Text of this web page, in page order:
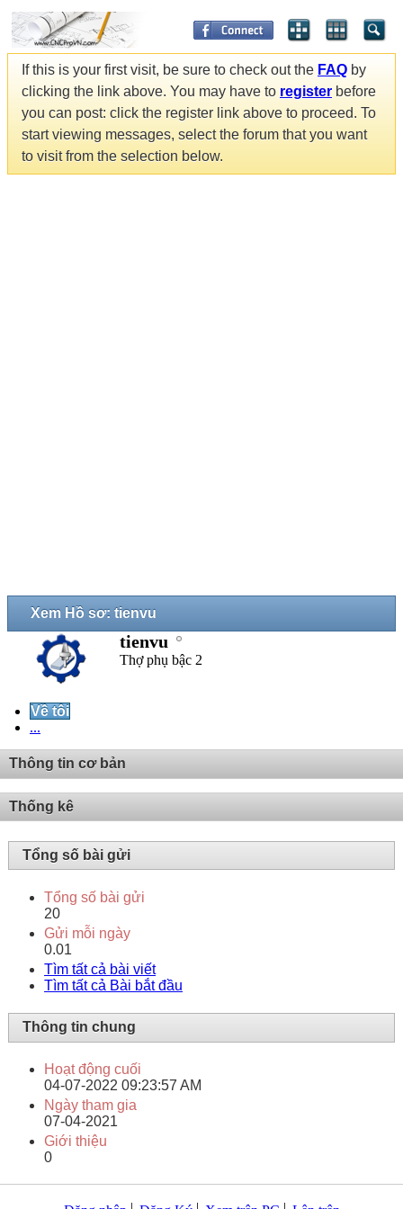
If this is your first visit, be sure to check out the FAQ by
clicking the link above. You may have to register before
you can post: click the register link above to proceed. To
start viewing messages, select the forum that you want
to visit from the selection below.
Xem Hồ sơ: tienvu
tienvu
Thợ phụ bậc 2
Về tôi
...
Thông tin cơ bản
Thống kê
Tổng số bài gửi
Tổng số bài gửi
20
Gửi mỗi ngày
0.01
Tìm tất cả bài viết
Tìm tất cả Bài bắt đầu
Thông tin chung
Hoạt động cuối
04-07-2022 09:23:57 AM
Ngày tham gia
07-04-2021
Giới thiệu
0